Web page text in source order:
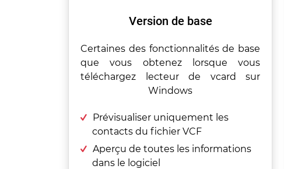
Version de base
Certaines des fonctionnalités de base
que vous obtenez lorsque vous
téléchargez lecteur de vcard sur
Windows
Prévisualiser uniquement les
contacts du fichier VCF
Aperçu de toutes les informations
dans le logiciel